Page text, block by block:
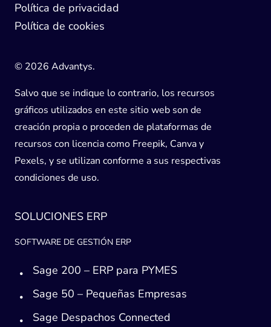
Política de privacidad
Política de cookies
© 2026 Advantys.
Salvo que se indique lo contrario, los recursos
gráficos utilizados en este sitio web son de
creación propia o proceden de plataformas de
recursos con licencia como Freepik, Canva y
Pexels, y se utilizan conforme a sus respectivas
condiciones de uso.
SOLUCIONES ERP
SOFTWARE DE GESTIÓN ERP
Sage 200 – ERP para PYMES
Sage 50 – Pequeñas Empresas
Sage Despachos Connected